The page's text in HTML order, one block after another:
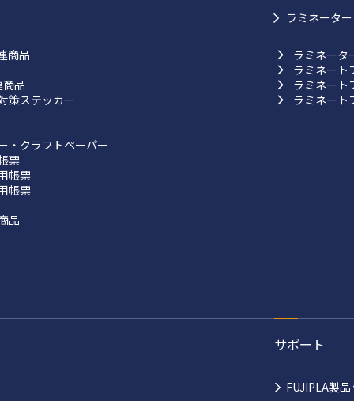
商品
品
策ステッカー
・クラフトペーパー
票
帳票
帳票
品
ラミネータ
ラミネータ
ラミネート
ラミネート
ラミネート
サポート
FUJIPLA製